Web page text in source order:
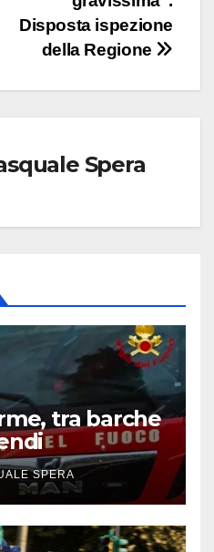
Disposta ispezione
della Regione
Spera
tra barche
SPERA